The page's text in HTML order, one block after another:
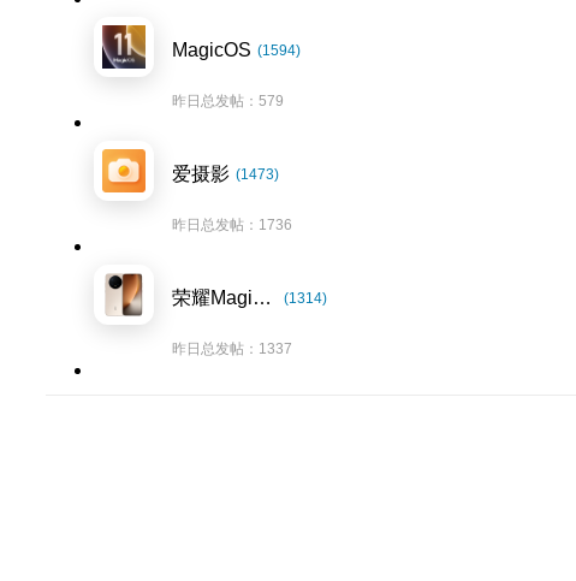
MagicOS (1594)
昨日总发帖：579
爱摄影 (1473)
昨日总发帖：1736
荣耀Magic8系列 (1314)
昨日总发帖：1337